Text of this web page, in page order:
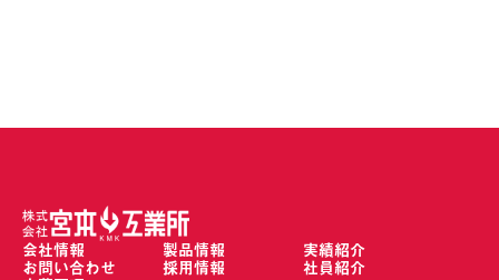
会社情報 製品情報
実績紹介
お問い合わせ
採用情報
社員紹介